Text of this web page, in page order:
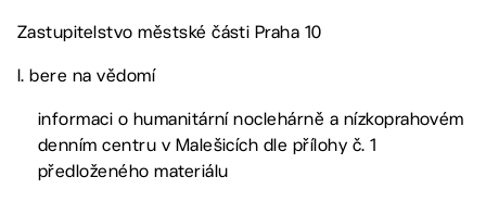
Zastupitelstvo městské části Praha 10
I. bere na vědomí
informaci o humanitární noclehárně a nízkoprahovém
denním centru v Malešicích dle přílohy č. 1
předloženého materiálu